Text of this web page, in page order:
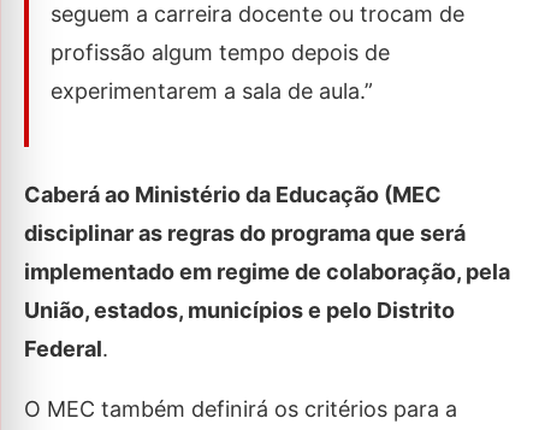
seguem a carreira docente ou trocam de
profissão algum tempo depois de
experimentarem a sala de aula.”
Caberá ao Ministério da Educação (MEC
disciplinar as regras do programa que será
implementado em regime de colaboração, pela
União, estados, municípios e pelo Distrito
Federal.
O MEC também definirá os critérios para a